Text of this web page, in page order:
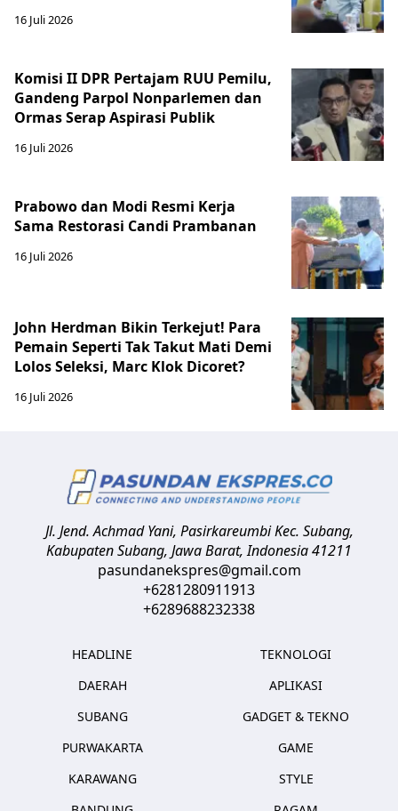
16 Juli 2026
Komisi II DPR Pertajam RUU Pemilu,
Gandeng Parpol Nonparlemen dan
Ormas Serap Aspirasi Publik
16 Juli 2026
Prabowo dan Modi Resmi Kerja
Sama Restorasi Candi Prambanan
16 Juli 2026
John Herdman Bikin Terkejut! Para
Pemain Seperti Tak Takut Mati Demi
Lolos Seleksi, Marc Klok Dicoret?
16 Juli 2026
Jl. Jend. Achmad Yani, Pasirkareumbi Kec. Subang,
Kabupaten Subang, Jawa Barat,Indonesia41211
pasundanekspres@gmail.com
+6281280911913
+6289688232338
HEADLINE
DAERAH
SUBANG
PURWAKARTA
KARAWANG
TEKNOLOGI
APLIKASI
GADGET & TEKNO
GAME
STYLE